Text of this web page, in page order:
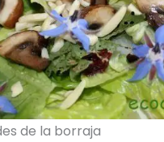
de la borraja